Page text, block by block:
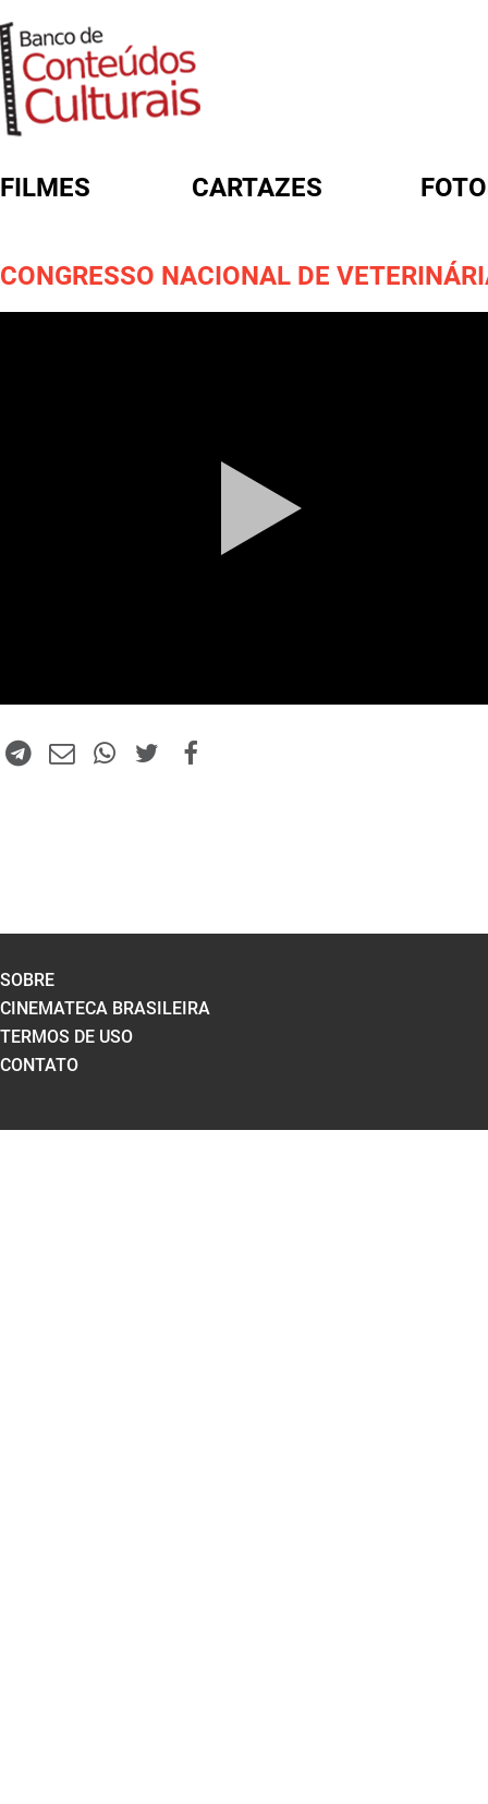
FILMES CARTAZES
CONGRESSO NACIONAL DE
SOBRE
CINEMATECA BRASILEIRA
TERMOS DE USO
CONTATO